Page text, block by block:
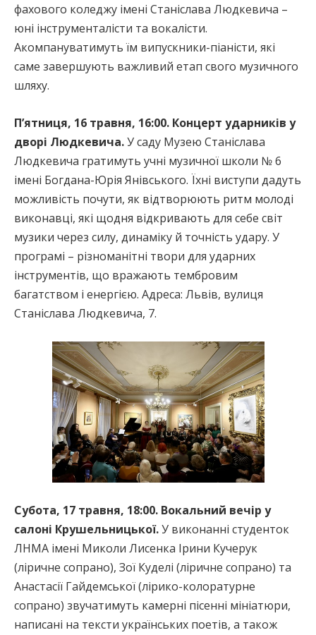
фахового коледжу імені Станіслава Людкевича –
юні інструменталісти та вокалісти.
Акомпануватимуть їм випускники-піаністи, які
саме завершують важливий етап свого музичного
шляху.
П’ятниця, 16 травня, 16:00. Концерт ударників у
дворі Людкевича.У саду Музею Станіслава
Людкевича гратимуть учні музичної школи № 6
імені Богдана-Юрія Янівського. Їхні виступи дадуть
можливість почути, як відтворюють ритм молоді
виконавці, які щодня відкривають для себе світ
музики через силу, динаміку й точність удару. У
програмі – різноманітні твори для ударних
інструментів, що вражають тембровим
багатством і енергією. Адреса: Львів, вулиця
Станіслава Людкевича, 7.
Субота, 17 травня, 18:00. Вокальний вечір у
салоні Крушельницької.У виконанні студенток
ЛНМА імені Миколи Лисенка Ірини Кучерук
(ліричне сопрано), Зої Куделі (ліричне сопрано) та
Анастасії Гайдемської (лірико-колоратурне
сопрано) звучатимуть камерні пісенні мініатюри,
написані на тексти українських поетів, а також